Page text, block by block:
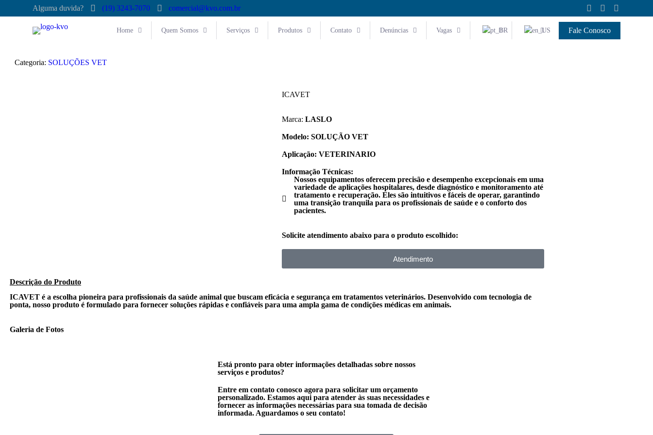
Alguma duvida? (19) 3243-7070 comercial@kvo.com.br
Home Quem Somos Serviços Produtos Contato Denúncias Vagas Fale Conosco
Categoria: SOLUÇÕES VET
ICAVET
Marca: LASLO
Modelo: SOLUÇÃO VET
Aplicação: VETERINARIO
Informação Técnicas:
Nossos equipamentos oferecem precisão e desempenho excepcionais em uma
variedade de aplicações hospitalares, desde diagnóstico e monitoramento até
tratamento e recuperação. Eles são intuitivos e fáceis de operar, garantindo
uma transição tranquila para os profissionais de saúde e o conforto dos
pacientes.
Solicite atendimento abaixo para o produto escolhido:
Atendimento
Descrição do Produto​
ICAVET é a escolha pioneira para profissionais da saúde animal que buscam eficácia e segurança em tratamentos veterinários. Desenvolvido com tecnologia de
ponta, nosso produto é formulado para fornecer soluções rápidas e confiáveis para uma ampla gama de condições médicas em animais.
Galeria de Fotos
Está pronto para obter informações detalhadas sobre nossos
serviços e produtos?
Entre em contato conosco agora para solicitar um orçamento
personalizado. Estamos aqui para atender às suas necessidades e
fornecer as informações necessárias para sua tomada de decisão
informada. Aguardamos o seu contato!